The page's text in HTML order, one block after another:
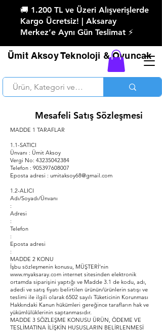
Ümit Aksoy Teknoloji & Oyuncak
🚚 1.200 TL ve Üzeri Alışverişlerde
Kargo Ücretsiz! | Aksaray
Merkez’e Aynı Gün Teslimat ⚡
Mesafeli Satış Sözleşmesi
MADDE 1 TARAFLAR
1.1-SATICI
Ünvanı : Ümit Aksoy
Vergi No: 43235042384
Telefon : 905397608007
Eposta adresi : umitaksoy68@gmail.com
1.2-ALICI
Adı/Soyadı/Ünvanı
:
Adresi
:
Telefon
:
Eposta adresi
:
MADDE 2 KONU
İşbu sözleşmenin konusu, MÜŞTERİ'nin
www.myaksaray.com internet sitesinden elektronik
ortamda siparişini yaptığı ve Madde 3.1 de kodu, adı,
adedi ve satış fiyatı belirtilen ürünün/ürünlerin satışı ve
teslimi ile ilgili olarak 6502 sayılı Tüketicinin Korunması
Hakkındaki Kanun hükümleri gereğince tarafların hak ve
yükümlülüklerinin saptanmasıdır.
MADDE 3 SÖZLEŞME KONUSU ÜRÜN, ÖDEME VE
TESLİMATINA İLİŞKİN HUSUSLARIN BELİRLENMESİ